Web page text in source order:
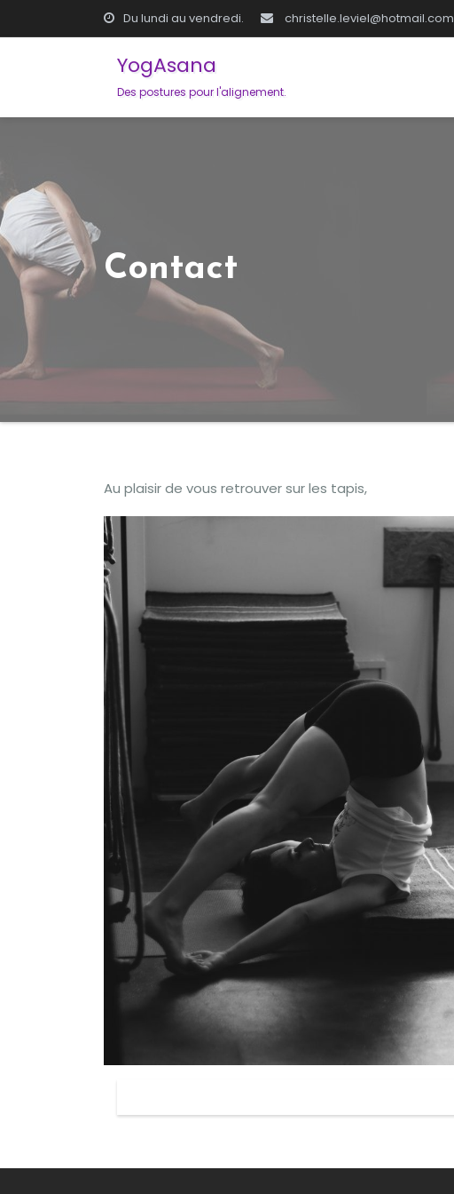
to
Du lundi au vendredi. christelle.leviel@hotmail.com
YogAsana
Des postures pour l'alignement.
Contact
Au plaisir de vous retrouver sur les tapis,